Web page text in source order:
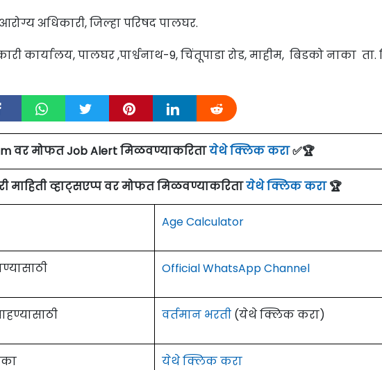
अधिकारी, जिल्हा परिषद पालघर.
कार्यालय, पालघर ,पार्श्वनाथ-9, चिंतूपाडा रोड, माहीम, बिडको नाका ता.
वर मोफत Job Alert मिळवण्याकरितायेथे क्लिक करा✅🏆
माहिती व्हाट्सएप्प वर मोफत मिळवण्याकरितायेथे क्लिक करा🏆
Age Calculator
Official WhatsApp Channel
वर्तमान भरती (येथे क्लिक करा)
येथे क्लिक करा